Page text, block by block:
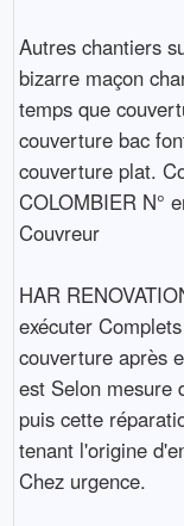
Autres chantiers
bizarre maçon
temps que
couverture bac
couverture plat.
COLOMBIER N°
Couvreur
HAR
exécuter
couverture après
est Selon mesure
puis cette
tenant l'origine
Chez urgence.